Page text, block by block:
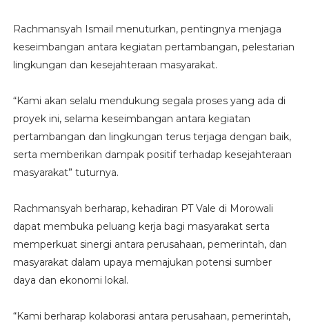
Rachmansyah Ismail menuturkan, pentingnya menjaga
keseimbangan antara kegiatan pertambangan, pelestarian
lingkungan dan kesejahteraan masyarakat.
“Kami akan selalu mendukung segala proses yang ada di
proyek ini, selama keseimbangan antara kegiatan
pertambangan dan lingkungan terus terjaga dengan baik,
serta memberikan dampak positif terhadap kesejahteraan
masyarakat” tuturnya.
Rachmansyah berharap, kehadiran PT Vale di Morowali
dapat membuka peluang kerja bagi masyarakat serta
memperkuat sinergi antara perusahaan, pemerintah, dan
masyarakat dalam upaya memajukan potensi sumber
daya dan ekonomi lokal.
“Kami berharap kolaborasi antara perusahaan, pemerintah,